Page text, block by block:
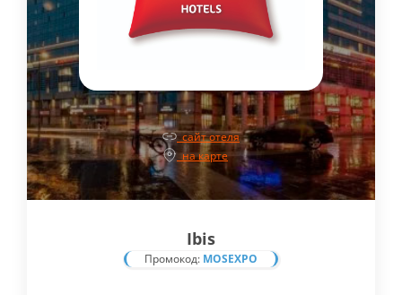
сайт отеля
на карте
Ibis
Промокод: MOSEXPO